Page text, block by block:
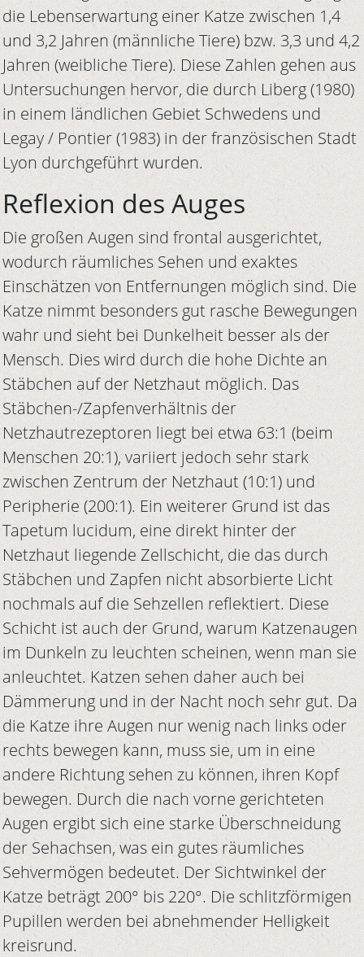
die Lebenserwartung einer Katze zwischen 1,4
und 3,2 Jahren (männliche Tiere) bzw. 3,3 und 4,2
Jahren (weibliche Tiere). Diese Zahlen gehen aus
Untersuchungen hervor, die durch Liberg (1980)
in einem ländlichen Gebiet Schwedens und
Legay / Pontier (1983) in der französischen Stadt
Lyon durchgeführt wurden.
Reflexion des Auges
Die großen Augen sind frontal ausgerichtet,
wodurch räumliches Sehen und exaktes
Einschätzen von Entfernungen möglich sind. Die
Katze nimmt besonders gut rasche Bewegungen
wahr und sieht bei Dunkelheit besser als der
Mensch. Dies wird durch die hohe Dichte an
Stäbchen auf der Netzhaut möglich. Das
Stäbchen-/Zapfenverhältnis der
Netzhautrezeptoren liegt bei etwa 63:1 (beim
Menschen 20:1), variiert jedoch sehr stark
zwischen Zentrum der Netzhaut (10:1) und
Peripherie (200:1). Ein weiterer Grund ist das
Tapetum lucidum, eine direkt hinter der
Netzhaut liegende Zellschicht, die das durch
Stäbchen und Zapfen nicht absorbierte Licht
nochmals auf die Sehzellen reflektiert. Diese
Schicht ist auch der Grund, warum Katzenaugen
im Dunkeln zu leuchten scheinen, wenn man sie
anleuchtet. Katzen sehen daher auch bei
Dämmerung und in der Nacht noch sehr gut. Da
die Katze ihre Augen nur wenig nach links oder
rechts bewegen kann, muss sie, um in eine
andere Richtung sehen zu können, ihren Kopf
bewegen. Durch die nach vorne gerichteten
Augen ergibt sich eine starke Überschneidung
der Sehachsen, was ein gutes räumliches
Sehvermögen bedeutet. Der Sichtwinkel der
Katze beträgt 200° bis 220°. Die schlitzförmigen
Pupillen werden bei abnehmender Helligkeit
kreisrund.